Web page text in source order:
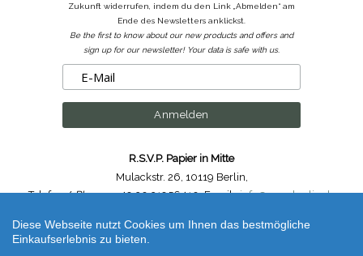
Zukunft widerrufen, indem du den Link „Abmelden“ am
Ende des Newsletters anklickst.
Be the first to know about our new products and offers and
sign up for our newsletter! Your data is safe with us.
R.S.V.P. Papier in Mitte
Mulackstr. 26 10119 Berlin
Telefon /Phone: ++49.30.31956410,Email :info@rsvp-berlin.de
Shop erstellt mit VersaCommerce.
Diese Webseite nutzt Cookies um Ihnen das bestmögliche
Einkaufserlebnis zu bieten.